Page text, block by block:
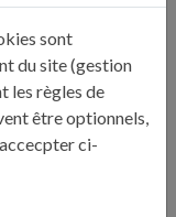
dans les
un tour de
sont
du site (gestion
les règles de
être optionnels,
ci-